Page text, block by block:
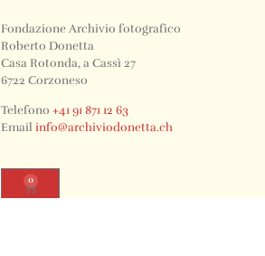
Fondazione Archivio fotografico
Roberto Donetta
Casa Rotonda, a Cassì 27
6722 Corzoneso
Telefono+41 91 871 12 63
Emailinfo@archiviodonetta.ch
0